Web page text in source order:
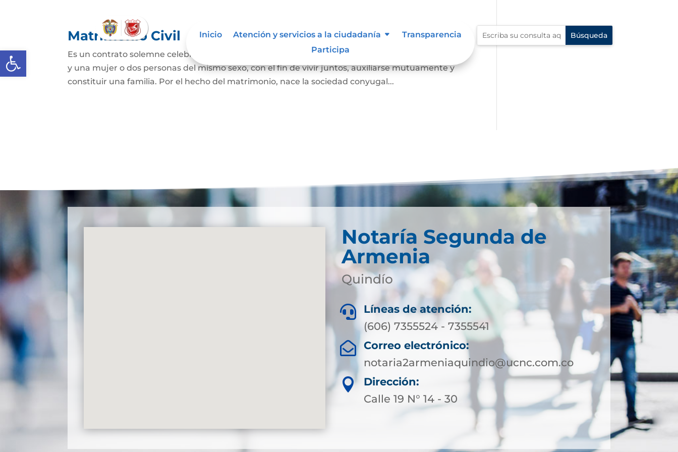
Abrir barra de herramientas
Inicio Atención y servicios a la ciudadanía
Transparencia
Participa
Matrimonio Civil
Es un contrato solemne celebrado ante juez o notario, por el cual se unen legalmente un hombre
y una mujer o dos personas del mismo sexo, con el fin de vivir juntos, auxiliarse mutuamente y
constituir una familia. Por el hecho del matrimonio, nace la sociedad conyugal...
Notaría Segunda de
Armenia
Quindío

Líneas de atención:
(606) 7355524 - 7355541

Correo electrónico:
notaria2armeniaquindio@ucnc.com.co

Dirección:
Calle 19 N° 14 - 30